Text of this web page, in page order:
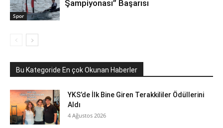
Spor
Şampiyonası” Başarısı
Bu Kategoride En çok Okunan Haberler
YKS’de İlk Bine Giren Terakkililer Ödüllerini
Aldı
4 Ağustos 2026